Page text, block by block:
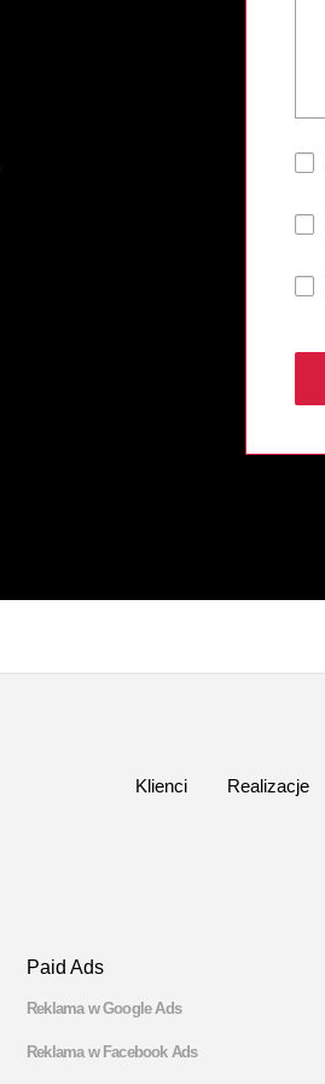
Klienci Realizacje
Paid Ads
Reklama w Google Ads
Reklama w Facebook Ads